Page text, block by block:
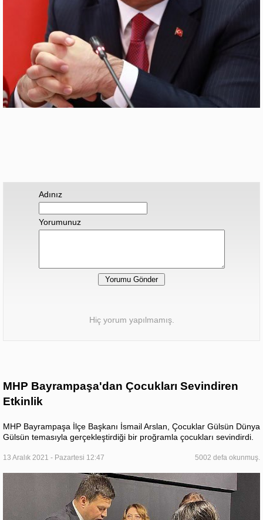
Adınız
Yorumunuz
Hiç yorum yapılmamış.
MHP Bayrampaşa'dan Çocukları Sevindiren
Etkinlik
MHP Bayrampaşa İlçe Başkanı İsmail Arslan, Çocuklar Gülsün Dünya
Gülsün temasıyla gerçekleştirdiği bir proğramla çocukları sevindirdi.
13 Aralık 2021 - Pazartesi 12:47 5002 defa okunmuş.